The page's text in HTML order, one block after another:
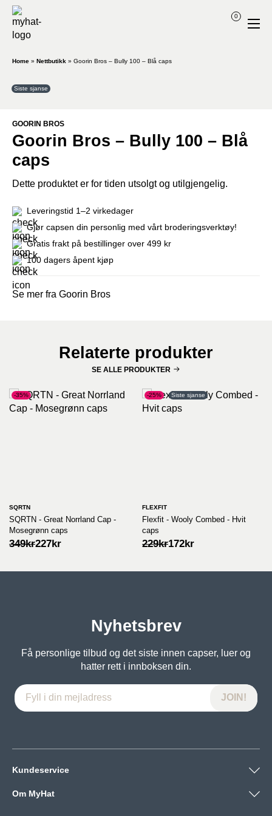
0
Home » Nettbutikk » Goorin Bros – Bully 100 – Blå caps
Siste sjanse
GOORIN BROS
Goorin Bros – Bully 100 – Blå
caps
Dette produktet er for tiden utsolgt og utilgjengelig.
Leveringstid 1–2 virkedager
Gjør capsen din personlig med vårt broderingsverktøy!
Gratis frakt på bestillinger over 499 kr
100 dagers åpent kjøp
Se mer fra Goorin Bros
Relaterte produkter
SE ALLE PRODUKTER
-35%
SQRTN
SQRTN - Great Norrland Cap -
Mosegrønn caps
349kr
Opprinnelig
349kr.
227kr
Nåværende
227kr.
-25% Siste sjanse
FLEXFIT
Flexfit - Wooly Combed - Hvit
caps
229kr
Opprinnelig
229kr.
172kr
Nåværende
172kr.
Nyhetsbrev
Få personlige tilbud og det siste innen capser, luer og
hatter rett i innboksen din.
Kundeservice
Om MyHat